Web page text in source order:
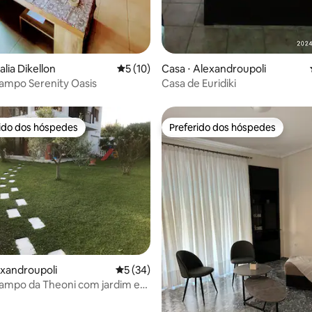
Dikellon 5 de uma avaliação média de 5, 10
5 (10)
Serenity Oasis
Casa ⋅ Alexandroupoli
Casa de Euridiki
de 5, 70 avaliações
preferidos dos hóspedes
dos hóspedes
5 de uma avaliação média de 5, 34
5 (34)
da Theoni com jardim e
Preferido dos hóspedes
Preferido dos hóspedes